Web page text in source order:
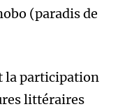
(paradis de
la participation
littéraires